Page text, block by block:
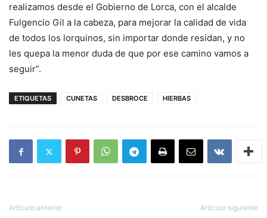
realizamos desde el Gobierno de Lorca, con el alcalde
Fulgencio Gil a la cabeza, para mejorar la calidad de vida
de todos los lorquinos, sin importar donde residan, y no
les quepa la menor duda de que por ese camino vamos a
seguir”.
ETIQUETAS CUNETAS DESBROCE HIERBAS
Artículo anterior Artículo siguiente